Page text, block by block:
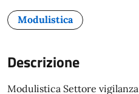
Modulistica
Descrizione
Modulistica Settore vigilanza